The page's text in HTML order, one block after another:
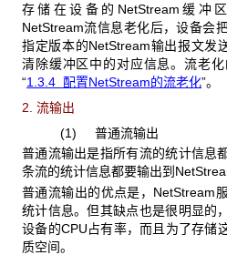
存储在设备的NetStream缓冲
NetStream流信息老化后，设备会
指定版本的NetStream输出报文发
清除缓冲区中的对应信息。流老
“1.3.4 配置NetStream的流老化”。
2. 流输出
(1) 普通流输出
普通流输出是指所有流的统计信息
条流的统计信息都要输出到
普通流输出的优点是，NetStream
统计信息。但其缺点也是很明显的
设备的CPU占有率，而且为了存储
质空间。